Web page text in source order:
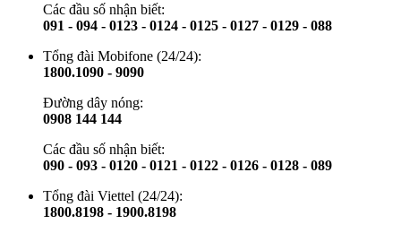
Các đầu số nhận biết:
091 - 094 - 0123 - 0124 - 0125 - 0127 - 0129 - 088
Tổng đài Mobifone (24/24):
1800.1090 - 9090
Đường dây nóng:
0908 144 144
Các đầu số nhận biết:
090 - 093 - 0120 - 0121 - 0122 - 0126 - 0128 - 089
Tổng đài Viettel (24/24):
1800.8198 - 1900.8198